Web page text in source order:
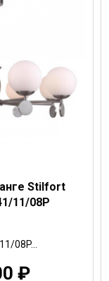
Stilfort
11/08P
08P...
₽